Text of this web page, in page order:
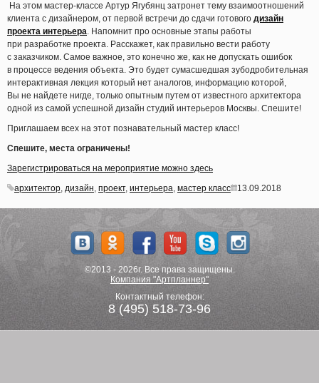
На этом мастер-классе Артур Ягубянц затронет тему взаимоотношений
клиента с дизайнером, от первой встречи до сдачи готового дизайн
проекта интерьера. Напомнит про основные этапы работы
при разработке проекта. Расскажет, как правильно вести работу
с заказчиком. Самое важное, это конечно же, как не допускать ошибок
в процессе ведения объекта. Это будет сумасшедшая зубодробительная
интерактивная лекция который нет аналогов, информацию которой,
Вы не найдете нигде, только опытным путем от известного архитектора
одной из самой успешной дизайн студий интерьеров Москвы. Спешите!
Приглашаем всех на этот познавательный мастер класс!
Спешите, места ограничены!
Зарегистрироваться на мероприятие можно здесь
архитектор, дизайн, проект, интерьера, мастер класс 13.09.2018
©2013 - 2026г. Все права защищены.
Компания "Артпланнер"
Контактный телефон:
8 (495) 518-73-96